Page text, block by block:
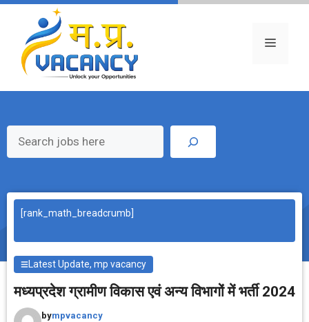
Skip
content
Menu
[rank_math_breadcrumb]
Latest Update,mp vacancy
मध्यप्रदेश ग्रामीण विकास एवं अन्य विभागों में भर्ती 2024
bympvacancy